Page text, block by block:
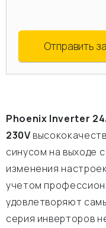
Отправить
Phoenix Inverter
230V
синусом на выходе
изменения
учетом
удовлетворяют
серия инверторов